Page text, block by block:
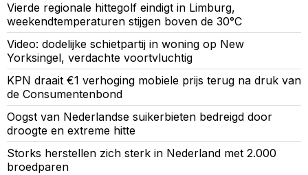
Vierde regionale hittegolf eindigt in Limburg,
weekendtemperaturen stijgen boven de 30°C
Video: dodelijke schietpartij in woning op New
Yorksingel, verdachte voortvluchtig
KPN draait €1 verhoging mobiele prijs terug na druk van
de Consumentenbond
Oogst van Nederlandse suikerbieten bedreigd door
droogte en extreme hitte
Storks herstellen zich sterk in Nederland met 2.000
broedparen